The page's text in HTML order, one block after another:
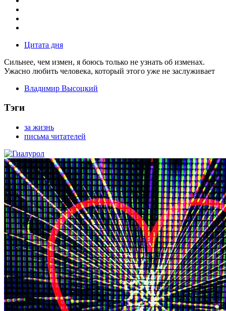
Цитата дня
Сильнее, чем измен, я боюсь только не узнать об изменах.
Ужасно любить человека, который этого уже не заслуживает
Владимир Высоцкий
Тэги
за жизнь
письма читателей